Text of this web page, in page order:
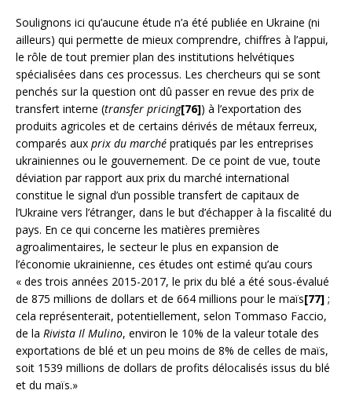
Soulignons ici qu’aucune étude n’a été publiée en Ukraine (ni
ailleurs) qui permette de mieux comprendre, chiffres à l’appui,
le rôle de tout premier plan des institutions helvétiques
spécialisées dans ces processus. Les chercheurs qui se sont
penchés sur la question ont dû passer en revue des prix de
transfert interne (transfer pricing[76]) à l’exportation des
produits agricoles et de certains dérivés de métaux ferreux,
comparés aux prix du marché pratiqués par les entreprises
ukrainiennes ou le gouvernement. De ce point de vue, toute
déviation par rapport aux prix du marché international
constitue le signal d’un possible transfert de capitaux de
l’Ukraine vers l’étranger, dans le but d’échapper à la fiscalité du
pays. En ce qui concerne les matières premières
agroalimentaires, le secteur le plus en expansion de
l’économie ukrainienne, ces études ont estimé qu’au cours
« des trois années 2015-2017, le prix du blé a été sous-évalué
de 875 millions de dollars et de 664 millions pour le maïs[77] ;
cela représenterait, potentiellement, selon Tommaso Faccio,
de la Rivista Il Mulino, environ le 10% de la valeur totale des
exportations de blé et un peu moins de 8% de celles de maïs,
soit 1539 millions de dollars de profits délocalisés issus du blé
et du maïs.»